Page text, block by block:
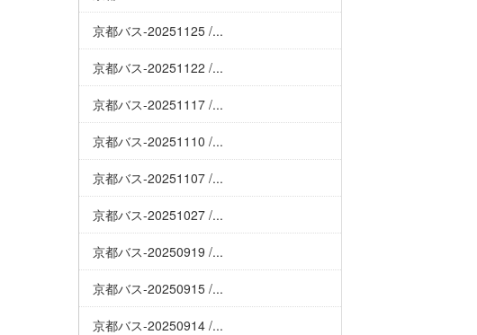
京都バス-20251125 /...
京都バス-20251122 /...
京都バス-20251117 /...
京都バス-20251110 /...
京都バス-20251107 /...
京都バス-20251027 /...
京都バス-20250919 /...
京都バス-20250915 /...
京都バス-20250914 /...